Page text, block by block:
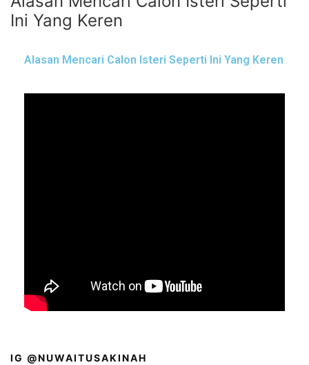
Ini Yang Keren
Alasan Mencari Calon Isteri Seperti Ini Yang Keren
IG @NUWAITUSAKINAH